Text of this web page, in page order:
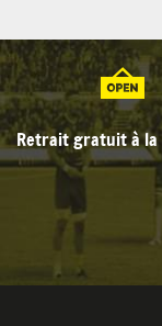
Retrait gratuit à la